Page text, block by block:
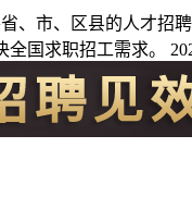
、市、区县的人才
国求职招工需求。